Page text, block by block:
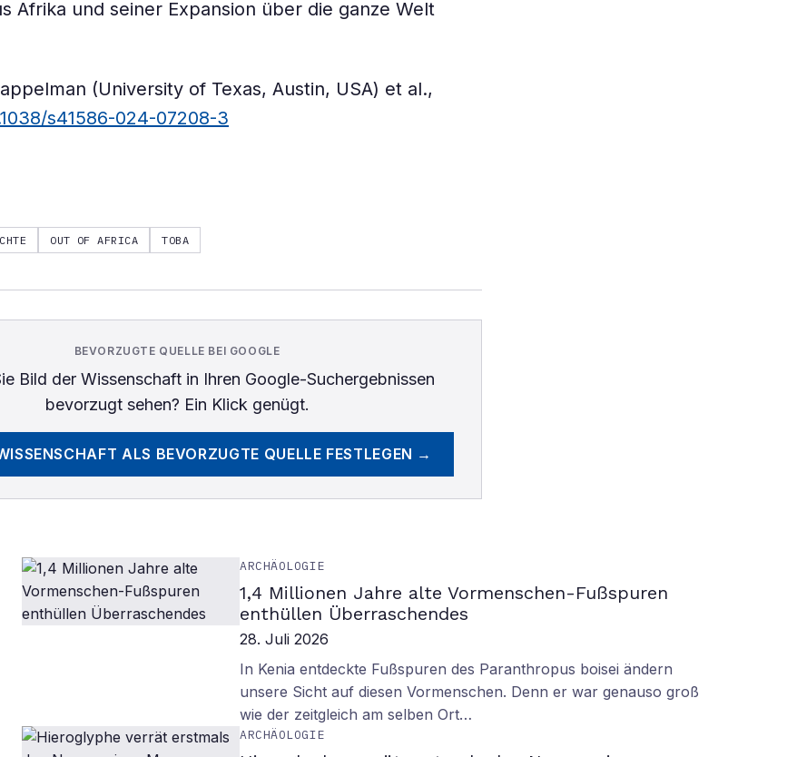
Afrika und seiner Expansion über die ganze Welt
(University of Texas, Austin, USA) et al.,
s41586-024-07208-3
OUT OF AFRICA TOBA
BEVORZUGTE QUELLE BEI GOOGLE
Bild der Wissenschaftin Ihren Google-Suchergebnissen
bevorzugt sehen? Ein Klick genügt.
ALS BEVORZUGTE QUELLE FESTLEGEN →
ARCHÄOLOGIE
1,4 Millionen Jahre alte Vormenschen-Fußspuren
enthüllen Überraschendes
28. Juli 2026
In Kenia entdeckte Fußspuren des Paranthropus boisei ändern
unsere Sicht auf diesen Vormenschen. Denn er war genauso groß
wie der zeitgleich am selben Ort…
ARCHÄOLOGIE